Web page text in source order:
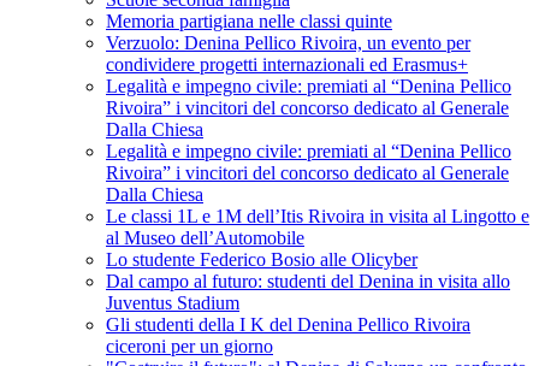
Memoria partigiana nelle classi quinte
Verzuolo: Denina Pellico Rivoira, un evento per
condividere progetti internazionali ed Erasmus+
Legalità e impegno civile: premiati al “Denina Pellico
Rivoira” i vincitori del concorso dedicato al Generale
Dalla Chiesa
Legalità e impegno civile: premiati al “Denina Pellico
Rivoira” i vincitori del concorso dedicato al Generale
Dalla Chiesa
Le classi 1L e 1M dell’Itis Rivoira in visita al Lingotto e
al Museo dell’Automobile
Lo studente Federico Bosio alle Olicyber
Dal campo al futuro: studenti del Denina in visita allo
Juventus Stadium
Gli studenti della I K del Denina Pellico Rivoira
ciceroni per un giorno